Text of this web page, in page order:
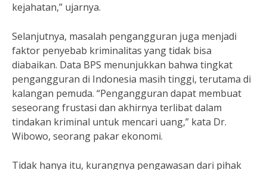
kejahatan,” ujarnya.
Selanjutnya, masalah pengangguran juga menjadi
faktor penyebab kriminalitas yang tidak bisa
diabaikan. Data BPS menunjukkan bahwa tingkat
pengangguran di Indonesia masih tinggi, terutama di
kalangan pemuda. “Pengangguran dapat membuat
seseorang frustasi dan akhirnya terlibat dalam
tindakan kriminal untuk mencari uang,” kata Dr.
Wibowo, seorang pakar ekonomi.
Tidak hanya itu, kurangnya pengawasan dari pihak